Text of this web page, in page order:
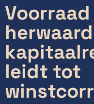
Voorraad
leidt tot